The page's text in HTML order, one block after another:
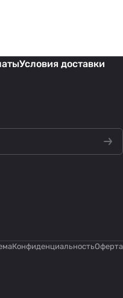
Условия доставки
КонфиденциальностьОферта